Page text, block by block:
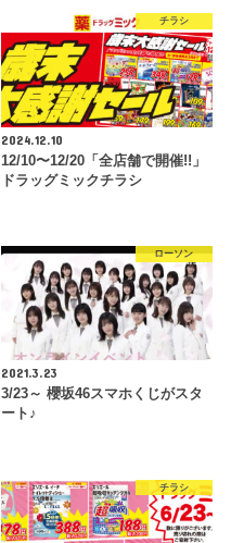
チラシ
2024.12.10
12/10〜12/20「全店舗で開催!!」
ドラッグミックチラシ
ローソン
2021.3.23
3/23～ 櫻坂46スマホくじがスタ
ート♪
チラシ